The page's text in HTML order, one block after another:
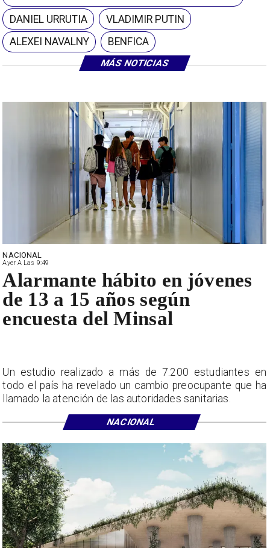
MÁS NOTICIAS
DANIEL URRUTIA
VLADIMIR PUTIN
ALEXEI NAVALNY
BENFICA
NACIONAL
Ayer A Las 9:49
Alarmante hábito en jóvenes
de 13 a 15 años según
encuesta del Minsal
Un estudio realizado a más de 7.200 estudiantes en
todo el país ha revelado un cambio preocupante que ha
llamado la atención de las autoridades sanitarias.
NACIONAL